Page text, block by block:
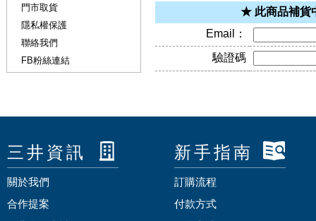
★ 此商品補貨
Email：
驗證碼
門市取貨
隱私權保護
聯絡我們
FB粉絲連結
三井資訊
關於我們
合作提案
新手指南
訂購流程
付款方式